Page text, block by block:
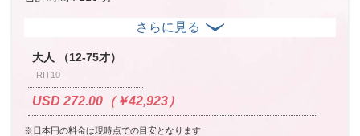
大人 （12-75才）
RIT10
USD 272.00（￥42,923）
※日本円の料金は現時点での目安となります